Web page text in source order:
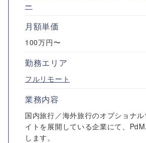
ー
月額単価
100万円〜
勤務エリア
フルリモート
業務内容
国内旅行／海外旅行のオプショナ
イトを展開している企業にて、
します。